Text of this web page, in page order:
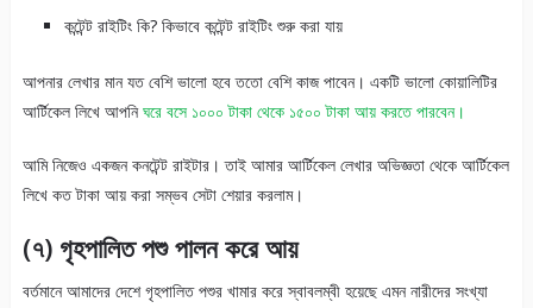
কন্টেন্ট রাইটিং কি? কিভাবে কন্টেন্ট রাইটিং শুরু করা যায়
আপনার লেখার মান যত বেশি ভালো হবে ততো বেশি কাজ পাবেন। একটি ভালো কোয়ালিটির
আর্টিকেল লিখে আপনিঘরে বসে ১০০০ টাকা থেকে ১৫০০ টাকা আয় করতে পারবেন।
আমি নিজেও একজন কনটেন্ট রাইটার। তাই আমার আর্টিকেল লেখার অভিজ্ঞতা থেকে আর্টিকেল
লিখে কত টাকা আয় করা সম্ভব সেটা শেয়ার করলাম।
(৭) গৃহপালিত পশু পালন করে আয়
বর্তমানে আমাদের দেশে গৃহপালিত পশুর খামার করে স্বাবলম্বী হয়েছে এমন নারীদের সংখ্যা